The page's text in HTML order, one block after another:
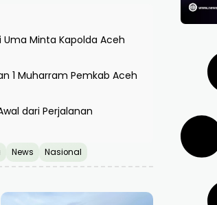
Uma Minta Kapolda Aceh
1 Muharram Pemkab Aceh
dari Perjalanan
News Nasional